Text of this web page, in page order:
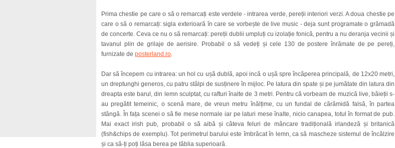
Prima chestie pe care o să o remarcați este verdele - intrarea verde, pereții interiori verzi. A doua chestie pe
care o să o remarcați: sigla exterioară în care se vorbește de live music - deja sunt programate o grămadă
de concerte. Ceva ce nu o să remarcați: pereții dublii umpluți cu izolație fonică, pentru a nu deranja vecinii și
tavanul plin de grilaje de aerisire. Probabil o să vedeți și cele 130 de postere înrămate de pe pereți,
furnizate de posterland.ro.
Dar să începem cu intrarea: un hol cu ușă dublă, apoi incă o ușă spre încăperea principală, de 12x20 metri,
un dreptunghi generos, cu patru stâlpi de susținere în mijloc. Pe latura din spate și pe jumătate din latura din
dreapta este barul, din lemn sculptat, cu rafturi înalte de 3 metri. Pentru că vorbeam de muzică live, băieții s-
au pregătit temeinic, o scenă mare, de vreun metru înălțime, cu un fundal de cărămidă falsă, în partea
stângă. În fața scenei o să fie mese normale iar pe laturi mese înalte, nicio canapea, totul în format de pub.
Mai exact irish pub, probabil o să aibă și câteva feluri de mâncare tradițională irlandeză și britanică
(fish&chips de exemplu). Tot perimetrul barului este îmbrăcat în lemn, ca să mascheze sistemul de încălzire
și ca să-ți poți lăsa berea pe tăblia superioară.